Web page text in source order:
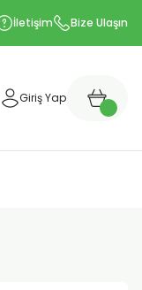
İletişim Bize Ulaşın
Giriş Yap